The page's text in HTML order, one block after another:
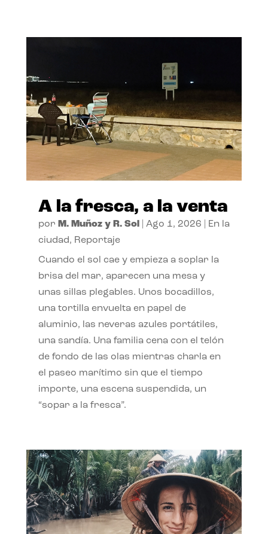
A la fresca, a la venta
por M. Muñoz y R. Sol| Ago 1, 2026
En la
ciudad, Reportaje
Cuando el sol cae y empieza a soplar la
brisa del mar, aparecen una mesa y
unas sillas plegables. Unos bocadillos,
una tortilla envuelta en papel de
aluminio, las neveras azules portátiles,
una sandía. Una familia cena con el telón
de fondo de las olas mientras charla en
el paseo marítimo sin que el tiempo
importe, una escena suspendida, un
“sopar a la fresca”.